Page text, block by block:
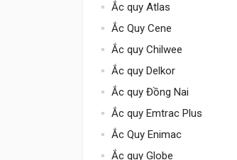
Ắc quy Atlas
Ắc Quy Cene
Ắc quy Chilwee
Ắc quy Delkor
Ắc quy Đồng Nai
Ắc quy Emtrac Plus
Ắc Quy Enimac
Ắc quy Globe